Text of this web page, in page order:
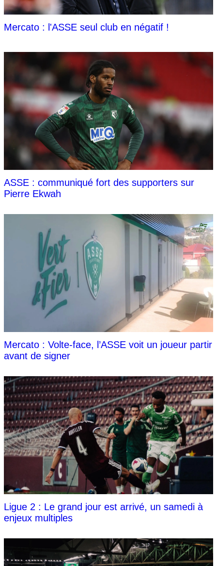
Mercato : l'ASSE seul club en négatif !
ASSE : communiqué fort des supporters sur
Pierre Ekwah
Mercato : Volte-face, l’ASSE voit un joueur partir
avant de signer
Ligue 2 : Le grand jour est arrivé, un samedi à
enjeux multiples